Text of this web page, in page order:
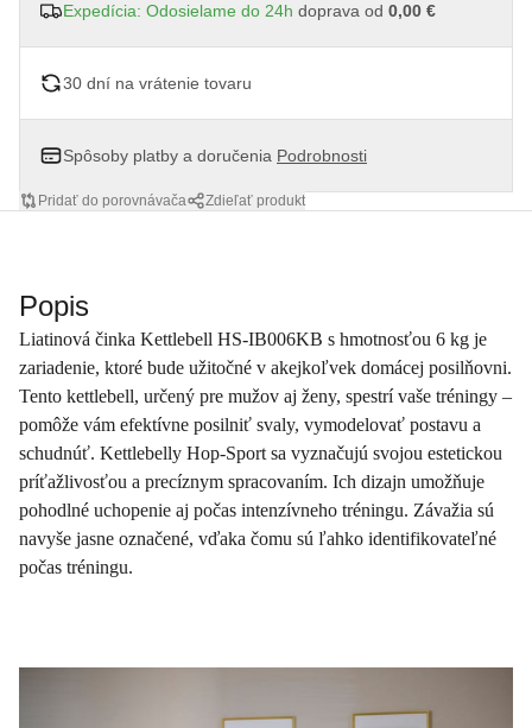
Expedícia: Odosielame do 24h doprava od 0,00 €
30 dní na vrátenie tovaru
Spôsoby platby a doručenia Podrobnosti
Pridať do porovnávača Zdieľať produkt
Popis
Liatinová činka Kettlebell HS-IB006KB s hmotnosťou 6 kg je
zariadenie, ktoré bude užitočné v akejkoľvek domácej posilňovni.
Tento kettlebell, určený pre mužov aj ženy, spestrí vaše tréningy –
pomôže vám efektívne posilniť svaly, vymodelovať postavu a
schudnúť. Kettlebelly Hop-Sport sa vyznačujú svojou estetickou
príťažlivosťou a precíznym spracovaním. Ich dizajn umožňuje
pohodlné uchopenie aj počas intenzívneho tréningu. Závažia sú
navyše jasne označené, vďaka čomu sú ľahko identifikovateľné
počas tréningu.